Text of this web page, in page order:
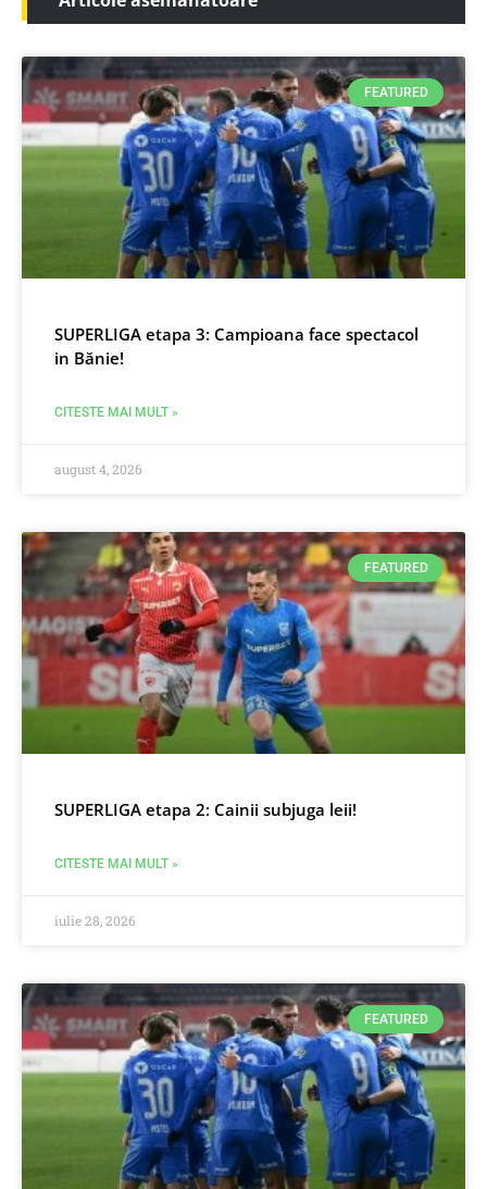
FEATURED
SUPERLIGA etapa 3: Campioana face spectacol
in Bănie!
CITESTE MAI MULT »
august 4, 2026
FEATURED
SUPERLIGA etapa 2: Cainii subjuga leii!
CITESTE MAI MULT »
iulie 28, 2026
FEATURED